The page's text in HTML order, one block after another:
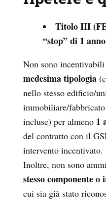
Titolo III
“stop” di 1
Non sono
medesima tipologia
nello stesso edificio/
immobiliare/
incluse) per almeno 1
del contratto con il
intervento incentivato.
Inoltre, non sono
stesso componente
cui sia già stato